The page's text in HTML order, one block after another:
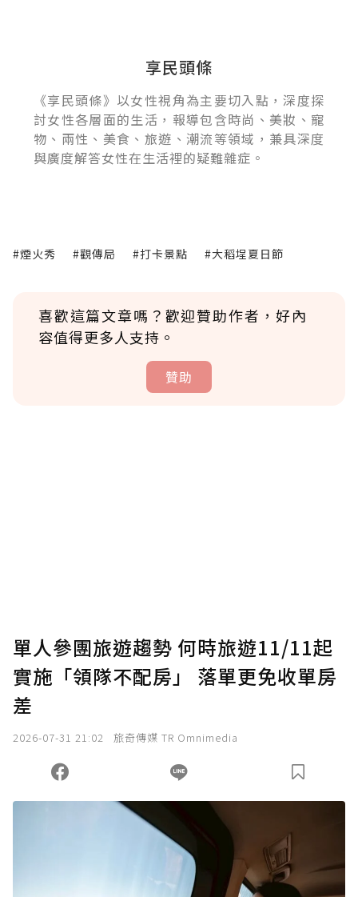
享民頭條
《享民頭條》以女性視角為主要切入點，深度探
討女性各層面的生活，報導包含時尚、美妝、寵
物、兩性、美食、旅遊、潮流等領域，兼具深度
與廣度解答女性在生活裡的疑難雜症。
#煙火秀 #觀傳局 #打卡景點 #大稻埕夏日節
喜歡這篇文章嗎？歡迎贊助作者，好內
容值得更多人支持。
贊助
確認送出
您當前剩餘 U 利點數：0點；前往 購買點數
單人參團旅遊趨勢 何時旅遊11/11起
實施「領隊不配房」 落單更免收單房
差
2026-07-31 21:02 旅奇傳媒 TR Omnimedia